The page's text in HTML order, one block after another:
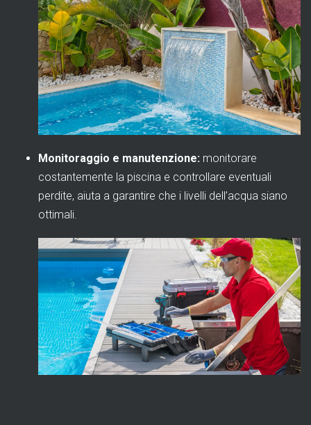
Monitoraggio e manutenzione: monitorare
costantemente la piscina e controllare eventuali
perdite, aiuta a garantire che i livelli dell’acqua siano
ottimali.